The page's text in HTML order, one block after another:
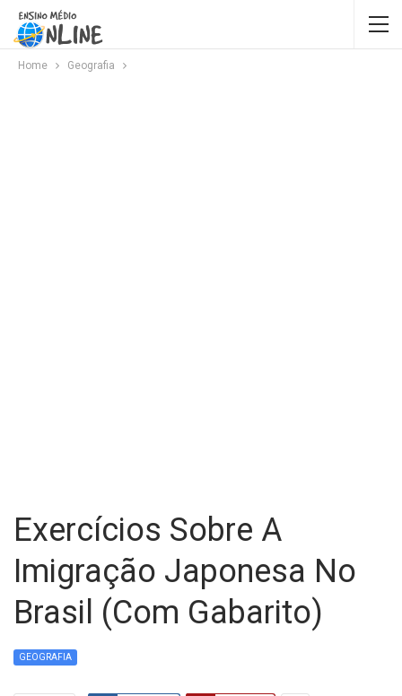
Home Geografia
Exercícios Sobre A
Imigração Japonesa No
Brasil (com Gabarito)
GEOGRAFIA